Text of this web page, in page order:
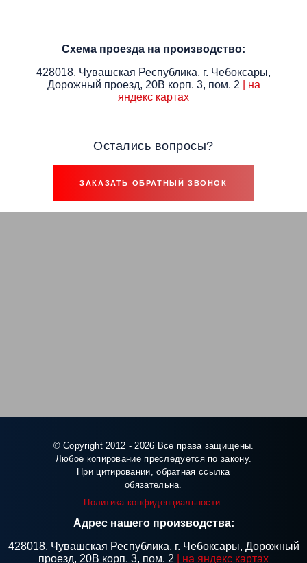
Схема проезда на производство:
428018, Чувашская Республика, г. Чебоксары,
Дорожный проезд, 20В корп. 3, пом. 2
| на
яндекс картах
Остались вопросы?
ЗАКАЗАТЬ ОБРАТНЫЙ ЗВОНОК
© Copyright 2012 - 2026 Все права защищены.
Любое копирование преследуется по закону.
При цитировании, обратная ссылка
обязательна.
Политика конфиденциальности.
Адрес нашего производства:
428018, Чувашская Республика, г. Чебоксары, Дорожный
проезд, 20В корп. 3, пом. 2
| на яндекс картах